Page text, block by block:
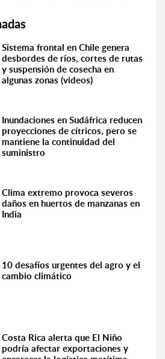
Sistema frontal en Chile genera
desbordes de ríos, cortes de rutas
y suspensión de cosecha en
algunas zonas (videos)
Inundaciones en Sudáfrica reducen
proyecciones de cítricos, pero se
mantiene la continuidad del
suministro
Clima extremo provoca severos
daños en huertos de manzanas en
India
10 desafíos urgentes del agro y el
cambio climático
Costa Rica alerta que El Niño
podría afectar exportaciones y